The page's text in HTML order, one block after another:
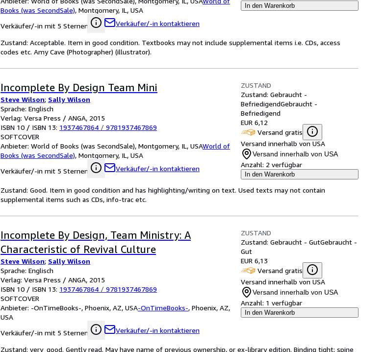
Books (was SecondSale), Montgomery, IL, USA
Verkäufer/-in mit 5 Sternen
Verkäufer/-in kontaktieren
In den Warenkorb
Zustand: Acceptable. Item in good condition. Textbooks may not include supplemental items i.e. CDs, access
codes etc. Amy Cave (Photographer) (illustrator).
Incomplete By Design Team Mini
Steve Wilson; Sally Wilson
Sprache: Englisch
Verlag: Versa Press / ANGA, 2015
ISBN 10 / ISBN 13: 1937467864 / 9781937467869
SOFTCOVER
Anbieter: World of Books (was SecondSale), Montgomery, IL, USAWorld of
Books (was SecondSale), Montgomery, IL, USA
Verkäufer/-in mit 5 Sternen
Verkäufer/-in kontaktieren
ZUSTAND
Zustand: Gebraucht -
BefriedigendGebraucht -
Befriedigend
EUR 6,12
Versand gratis
Versand innerhalb von USA
Versand innerhalb von USA
Anzahl: 2 verfügbar
In den Warenkorb
Zustand: Good. Item in good condition and has highlighting/writing on text. Used texts may not contain
supplemental items such as CDs, info-trac etc.
Incomplete By Design, Team Ministry: A
Characteristic of Revival Culture
Steve Wilson; Sally Wilson
Sprache: Englisch
Verlag: Versa Press / ANGA, 2015
ISBN 10 / ISBN 13: 1937467864 / 9781937467869
SOFTCOVER
Anbieter: -OnTimeBooks-, Phoenix, AZ, USA-OnTimeBooks-, Phoenix, AZ,
USA
Verkäufer/-in mit 5 Sternen
Verkäufer/-in kontaktieren
ZUSTAND
Zustand: Gebraucht - GutGebraucht -
Gut
EUR 6,13
Versand gratis
Versand innerhalb von USA
Versand innerhalb von USA
Anzahl: 1 verfügbar
In den Warenkorb
Zustand: very_good. Gently read. May have name of previous ownership, or ex-library edition. Binding tight; spine